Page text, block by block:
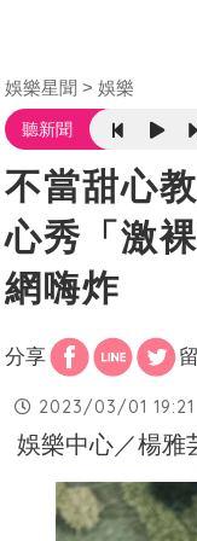
娛樂星聞 娛樂
聽新聞
不當甜心
心秀「激
網嗨炸
分享
2023/03/01 19:21
娛樂中心／楊雅